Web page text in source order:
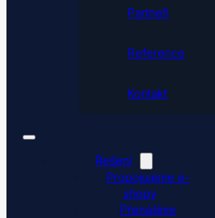
Partneři
Reference
Kontakt
Řešení
Propojujeme e-
shopy
Přenášíme